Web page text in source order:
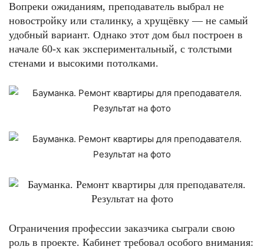
Вопреки ожиданиям, преподаватель выбрал не
новостройку или сталинку, а хрущёвку — не самый
удобный вариант. Однако этот дом был построен в
начале 60-х как экспериментальный, с толстыми
стенами и высокими потолками.
Ограничения профессии заказчика сыграли свою
роль в проекте. Кабинет требовал особого внимания: